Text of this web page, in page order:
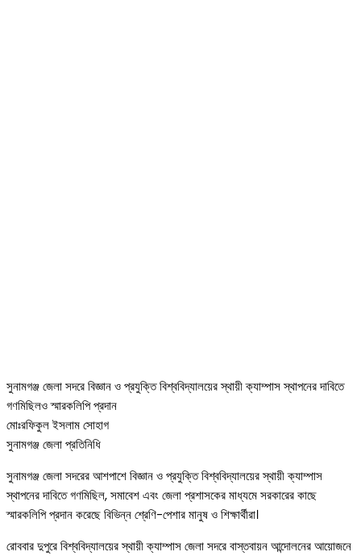
সুনামগঞ্জ জেলা সদরে বিজ্ঞান ও প্রযুক্তি বিশ্ববিদ্যালয়ের স্থায়ী ক্যাম্পাস স্থাপনের দাবিতে
গণমিছিলও স্মারকলিপি প্রদান
মোঃরফিকুল ইসলাম সোহাগ
সুনামগঞ্জ জেলা প্রতিনিধি
সুনামগঞ্জ জেলা সদরের আশপাশে বিজ্ঞান ও প্রযুক্তি বিশ্ববিদ্যালয়ের স্থায়ী ক্যাম্পাস
স্থাপনের দাবিতে গণমিছিল, সমাবেশ এবং জেলা প্রশাসকের মাধ্যমে সরকারের কাছে
স্মারকলিপি প্রদান করেছে বিভিন্ন শ্রেণি-পেশার মানুষ ও শিক্ষার্থীরা।
রোববার দুপুরে বিশ্ববিদ্যালয়ের স্থায়ী ক্যাম্পাস জেলা সদরে বাস্তবায়ন আন্দোলনের আয়োজনে